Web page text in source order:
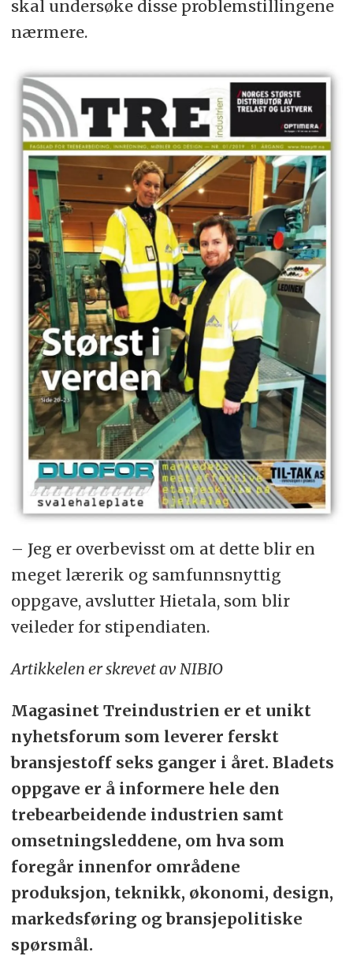
skal undersøke disse problemstillingene
nærmere.
– Jeg er overbevisst om at dette blir en
meget lærerik og samfunnsnyttig
oppgave, avslutter Hietala, som blir
veileder for stipendiaten.
Artikkelen er skrevet av NIBIO
Magasinet Treindustrien er et unikt
nyhetsforum som leverer ferskt
bransjestoff seks ganger i året. Bladets
oppgave er å informere hele den
trebearbeidende industrien samt
omsetningsleddene, om hva som
foregår innenfor områdene
produksjon, teknikk, økonomi, design,
markedsføring og bransjepolitiske
spørsmål.